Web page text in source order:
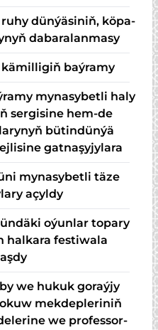
dün­ýä­si­niň, kö­pa­
da­ba­ra­lan­ma­sy
baýramy
mynasybetli haly
sergisine hem-de
bütindünýä
gatnaşyjylara
mynasybetli täze
açyldy
oýunlar topary
halkara festiwala
we hukuk goraýjy
mekdepleriniň
we professor-